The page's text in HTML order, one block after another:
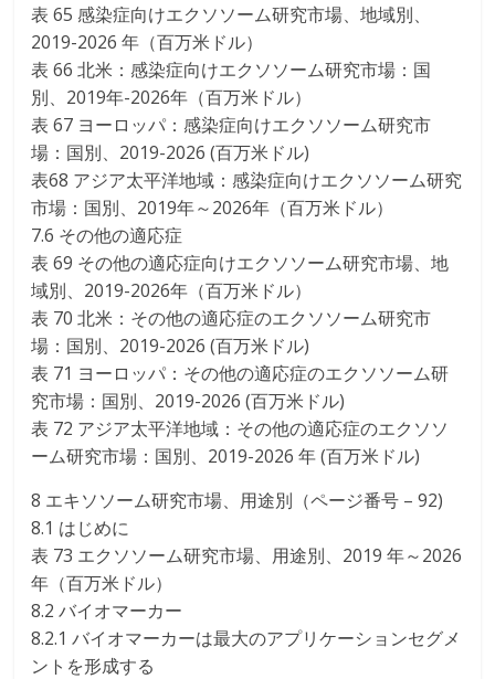
表 65 感染症向けエクソソーム研究市場、地域別、
2019-2026 年（百万米ドル）
表 66 北米：感染症向けエクソソーム研究市場：国
別、2019年-2026年（百万米ドル）
表 67 ヨーロッパ：感染症向けエクソソーム研究市
場：国別、2019-2026 (百万米ドル)
表68 アジア太平洋地域：感染症向けエクソソーム研究
市場：国別、2019年～2026年（百万米ドル）
7.6 その他の適応症
表 69 その他の適応症向けエクソソーム研究市場、地
域別、2019-2026年（百万米ドル）
表 70 北米：その他の適応症のエクソソーム研究市
場：国別、2019-2026 (百万米ドル)
表 71 ヨーロッパ：その他の適応症のエクソソーム研
究市場：国別、2019-2026 (百万米ドル)
表 72 アジア太平洋地域：その他の適応症のエクソソ
ーム研究市場：国別、2019-2026 年 (百万米ドル)
8 エキソソーム研究市場、用途別（ページ番号 – 92)
8.1 はじめに
表 73 エクソソーム研究市場、用途別、2019 年～2026
年（百万米ドル）
8.2 バイオマーカー
8.2.1 バイオマーカーは最大のアプリケーションセグメ
ントを形成する